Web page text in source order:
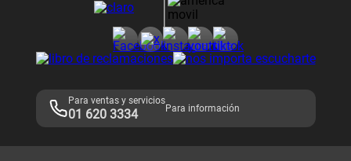
Adquirientes iPhone 6, 6S y SE
Mensaje de Seguridad
Términos y Condiciones de Tienda Claro
Libro de Reclamaciones
Para ventas y servicios
01 620 3334 Para información